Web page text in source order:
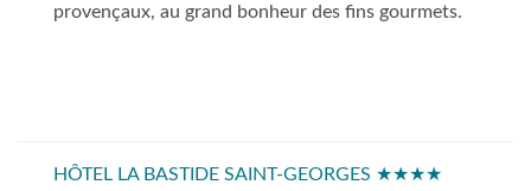
provençaux, au grand bonheur des fins gourmets.
HÔTEL LA BASTIDE SAINT-GEORGES ★★★★